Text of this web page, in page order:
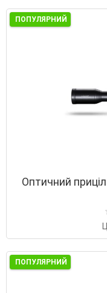
ПОПУЛЯРНИЙ
Оптичний
ПОПУЛЯРНИЙ